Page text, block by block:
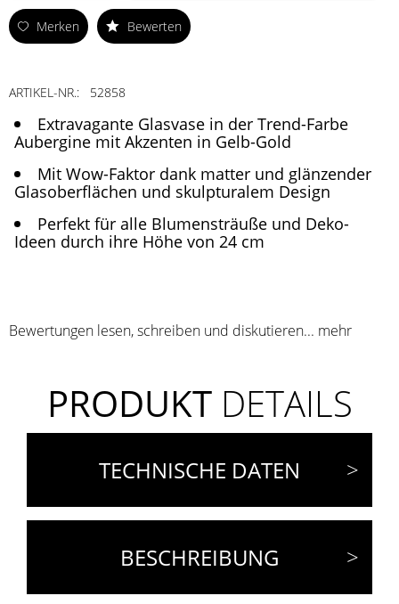
Merken Bewerten
ARTIKEL-NR.: 52858
Extravagante Glasvase in der Trend-Farbe
Aubergine mit Akzenten in Gelb-Gold
Mit Wow-Faktor dank matter und glänzender
Glasoberflächen und skulpturalem Design
Perfekt für alle Blumensträuße und Deko-
Ideen durch ihre Höhe von 24 cm
Bewertungen lesen, schreiben und diskutieren... mehr
PRODUKTDETAILS
TECHNISCHE DATEN
BESCHREIBUNG